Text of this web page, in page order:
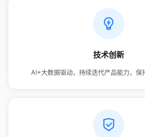
技术创新
AI+大数据驱动，持续迭代产品能力，保